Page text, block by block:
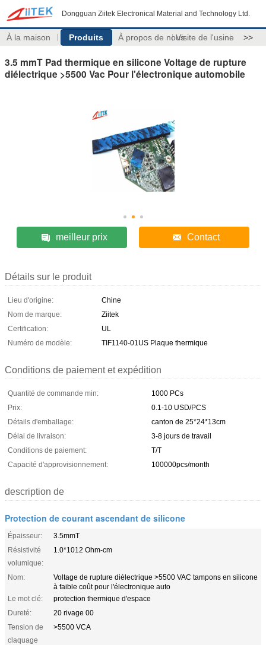
Dongguan Ziitek Electronical Material and Technology Ltd.
À la maison Produits À propos de nousVisite de l'usine >>
3.5 mmT Pad thermique en silicone Voltage de rupture
diélectrique >5500 Vac Pour l'électronique automobile
meilleur prix Contact
Détails sur le produit
Lieu d'origine:
Chine
Nom de marque:
Ziitek
Certification:
UL
Numéro de modèle:
TIF1140-01US Plaque thermique
Conditions de paiement et expédition
Quantité de commande min:
1000 PCs
Prix:
0.1-10 USD/PCS
Détails d'emballage:
canton de 25*24*13cm
Délai de livraison:
3-8 jours de travail
Conditions de paiement:
T/T
Capacité d'approvisionnement:
100000pcs/month
description de
Protection de courant ascendant de silicone
Épaisseur:
3.5mmT
Résistivité
volumique:
1.0*1012 Ohm-cm
Nom:
Voltage de rupture diélectrique >5500 VAC tampons en silicone
à faible coût pour l'électronique auto
Le mot clé:
protection thermique d'espace
Dureté:
20 rivage 00
Tension de
claquage
>5500 VCA